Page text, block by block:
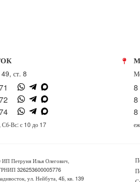
49, ст. 8
Вс: с 10 до 17
8
8
8
Петруня Илья Олегович,
326253600005776
ул. Нейбута, 4Б, кв. 139